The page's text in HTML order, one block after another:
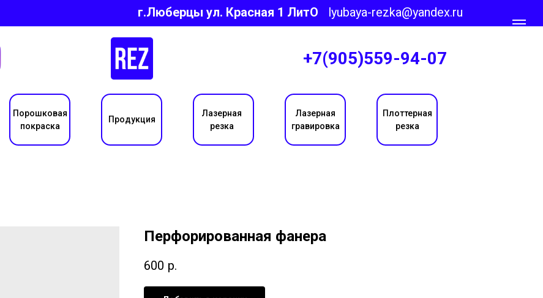
г.Люберцы ул. Красная 1 ЛитО lyubaya-rezka@yandex.ru
+7(905)559-94-07
Порошковая
покраска
Продукция
Лазерная
резка
Лазерная
гравировка
Плоттерная
резка
Перфорированная фанера
600 р.